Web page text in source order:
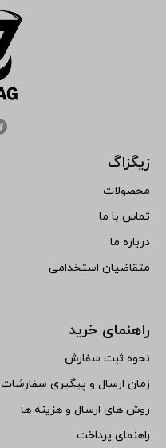
زیگزاگ
محصولات
تماس با ما
درباره ما
متقاضیان استخدامی
راهنمای خرید
نحوه ثبت سفارش
زمان ارسال و پیگیری سفارشات
روش های ارسال و هزینه ها
راهنمای پرداخت